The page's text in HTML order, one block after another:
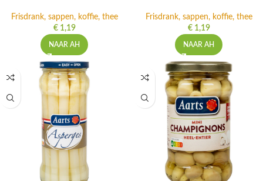
Frisdrank, sappen, koffie, thee
€1,19
NAAR AH
Frisdrank, sappen, koffie, thee
€1,19
NAAR AH